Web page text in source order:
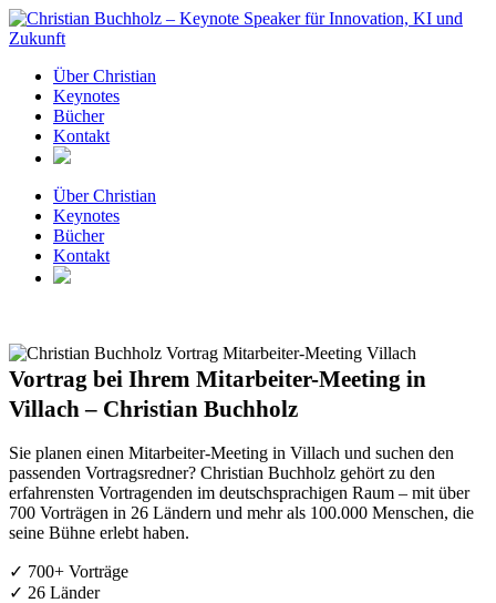
Zum
Inhalt
Über Christian
Keynotes
Bücher
Kontakt
Über Christian
Keynotes
Bücher
Kontakt
Vortrag bei Ihrem Mitarbeiter-Meeting in
Villach – Christian Buchholz
Sie planen einen Mitarbeiter-Meeting in Villach und suchen den
passenden Vortragsredner? Christian Buchholz gehört zu den
erfahrensten Vortragenden im deutschsprachigen Raum – mit über
700 Vorträgen in 26 Ländern und mehr als 100.000 Menschen, die
seine Bühne erlebt haben.
✓ 700+ Vorträge
✓ 26 Länder